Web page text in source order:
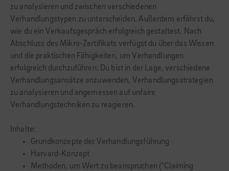
zu analysieren und zwischen verschiedenen
Verhandlungstypen zu unterscheiden. Außerdem erfährst du,
wie du ein Verkaufsgespräch erfolgreich gestaltest. Nach
Abschluss des Mikro-Zertifikats verfügst du über das Wissen
und die praktischen Fähigkeiten, um Verhandlungen
erfolgreich durchzuführen. Du bist in der Lage, verschiedene
Verhandlungsansätze anzuwenden, Verhandlungsstrategien
zu analysieren und angemessen auf unfaire
Verhandlungstechniken zu reagieren.
Inhalte:
Grundkonzepte der Verhandlungsführung
Harvard-Konzept
Methoden, um Wert zu beanspruchen ("Claiming